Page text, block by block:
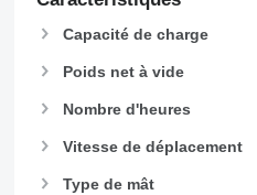
Capacité de charge
Poids net à vide
Nombre d'heures
Vitesse de déplacement
Type de mât